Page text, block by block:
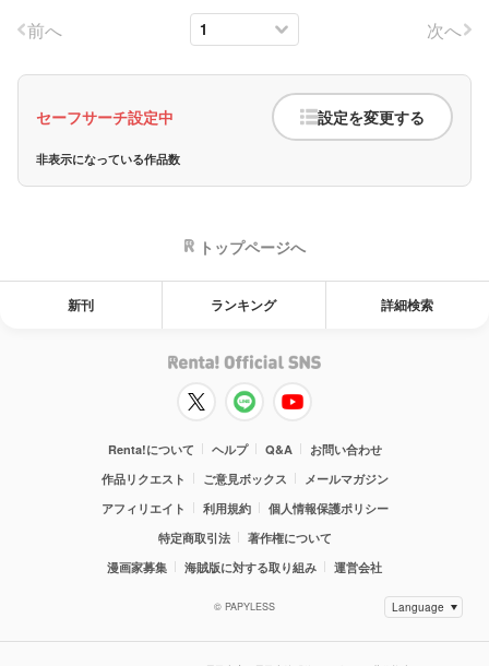
前へ 次へ
セーフサーチ設定中 設定を変更する
非表示になっている作品数
トップページへ
新刊 ランキング 詳細検索
Renta!について ヘルプ Q&A
お問い合わせ
作品リクエスト
ご意見ボックス
メールマガジン
アフィリエイト
利用規約
個人情報保護ポリシー
特定商取引法
著作権について
漫画家募集
海賊版に対する取り組み 運営会社
© PAPYLESS